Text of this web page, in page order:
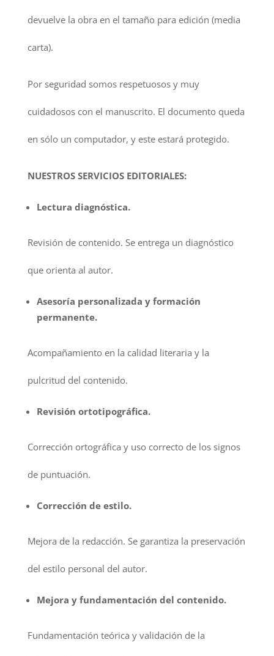
devuelve la obra en el tamaño para edición (media
carta).
Por seguridad somos respetuosos y muy
cuidadosos con el manuscrito. El documento queda
en sólo un computador, y este estará protegido.
NUESTROS SERVICIOS EDITORIALES:
Lectura diagnóstica.
Revisión de contenido. Se entrega un diagnóstico
que orienta al autor.
Asesoría personalizada y formación
permanente.
Acompañamiento en la calidad literaria y la
pulcritud del contenido.
Revisión ortotipográfica.
Corrección ortográfica y uso correcto de los signos
de puntuación.
Corrección de estilo.
Mejora de la redacción. Se garantiza la preservación
del estilo personal del autor.
Mejora y fundamentación del contenido.
Fundamentación teórica y validación de la